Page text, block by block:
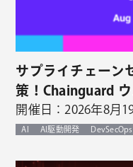
サプライチェーン
策！Chainguard
開催日：2026年8月
AI AI駆動開発 DevSecOps